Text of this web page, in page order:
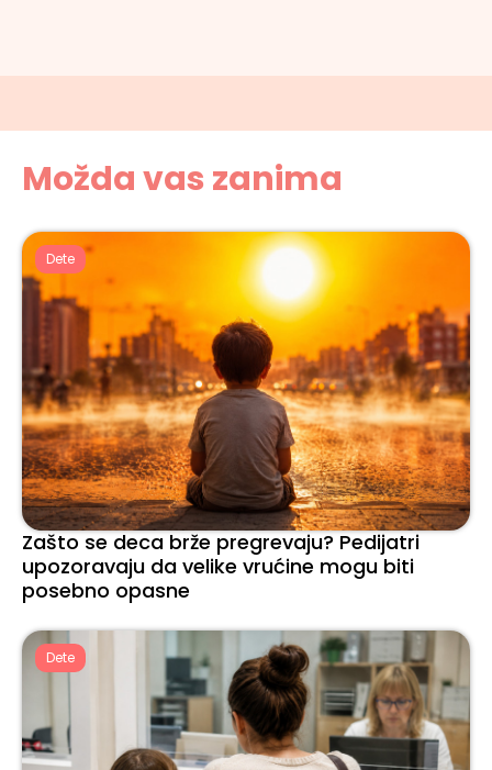
Možda vas zanima
Dete
Zašto se deca brže pregrevaju? Pedijatri
upozoravaju da velike vrućine mogu biti
posebno opasne
Dete